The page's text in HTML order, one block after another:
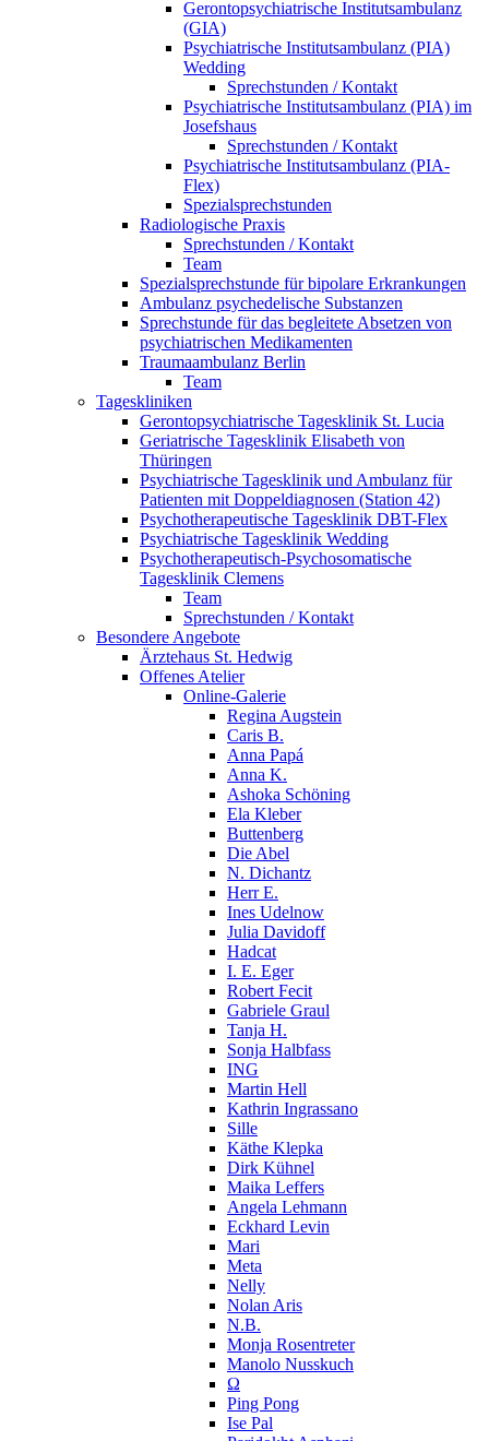
Gerontopsychiatrische Institutsambulanz
(GIA)
Psychiatrische Institutsambulanz (PIA)
Wedding
Sprechstunden / Kontakt
Psychiatrische Institutsambulanz (PIA) im
Josefshaus
Sprechstunden / Kontakt
Psychiatrische Institutsambulanz (PIA-
Flex)
Spezialsprechstunden
Radiologische Praxis
Sprechstunden / Kontakt
Team
Spezialsprechstunde für bipolare Erkrankungen
Ambulanz psychedelische Substanzen
Sprechstunde für das begleitete Absetzen von
psychiatrischen Medikamenten
Traumaambulanz Berlin
Team
Tageskliniken
Gerontopsychiatrische Tagesklinik St. Lucia
Geriatrische Tagesklinik Elisabeth von
Thüringen
Psychiatrische Tagesklinik und Ambulanz für
Patienten mit Doppeldiagnosen (Station 42)
Psychotherapeutische Tagesklinik DBT-Flex
Psychiatrische Tagesklinik Wedding
Psychotherapeutisch-Psychosomatische
Tagesklinik Clemens
Team
Sprechstunden / Kontakt
Besondere Angebote
Ärztehaus St. Hedwig
Offenes Atelier
Online-Galerie
Regina Augstein
Caris B.
Anna Papá
Anna K.
Ashoka Schöning
Ela Kleber
Buttenberg
Die Abel
N. Dichantz
Herr E.
Ines Udelnow
Julia Davidoff
Hadcat
I. E. Eger
Robert Fecit
Gabriele Graul
Tanja H.
Sonja Halbfass
ING
Martin Hell
Kathrin Ingrassano
Sille
Käthe Klepka
Dirk Kühnel
Maika Leffers
Angela Lehmann
Eckhard Levin
Mari
Meta
Nelly
Nolan Aris
N.B.
Monja Rosentreter
Manolo Nusskuch
Ω
Ping Pong
Ise Pal